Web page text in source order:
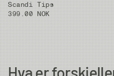
Scandi Tips
399.00 NOK